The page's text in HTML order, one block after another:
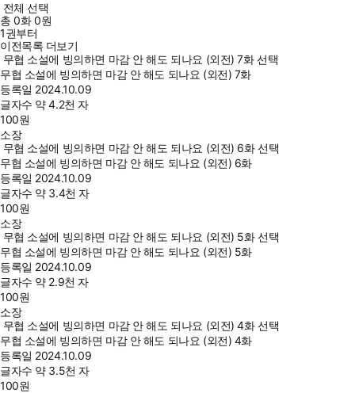
전체 선택
총0화0원
1권부터
이전목록 더보기
무협 소설에 빙의하면 마감 안 해도 되나요 (외전) 7화 선택
무협 소설에 빙의하면 마감 안 해도 되나요 (외전) 7화
등록일 2024.10.09
글자수 약 4.2천 자
100원
소장
무협 소설에 빙의하면 마감 안 해도 되나요 (외전) 6화 선택
무협 소설에 빙의하면 마감 안 해도 되나요 (외전) 6화
등록일 2024.10.09
글자수 약 3.4천 자
100원
소장
무협 소설에 빙의하면 마감 안 해도 되나요 (외전) 5화 선택
무협 소설에 빙의하면 마감 안 해도 되나요 (외전) 5화
등록일 2024.10.09
글자수 약 2.9천 자
100원
소장
무협 소설에 빙의하면 마감 안 해도 되나요 (외전) 4화 선택
무협 소설에 빙의하면 마감 안 해도 되나요 (외전) 4화
등록일 2024.10.09
글자수 약 3.5천 자
100원